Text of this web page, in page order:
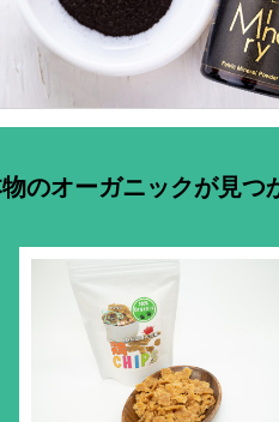
のオーガニックが見つ